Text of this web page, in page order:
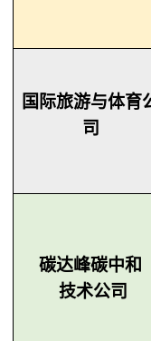
国际旅游与体育
司
碳达峰碳中和
技术公司